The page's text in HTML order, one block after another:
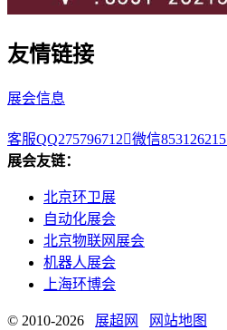
友情链接
展会信息
客服QQ275796712微信853126215
展会友链：
北京环卫展
自动化展会
北京物联网展会
机器人展会
上海环博会
© 2010-2026 展超网 网站地图